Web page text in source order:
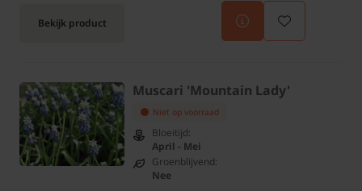
Bekijk product
Muscari 'Mountain Lady'
Niet op voorraad
Bloeitijd:
April - Mei
Groenblijvend:
Nee